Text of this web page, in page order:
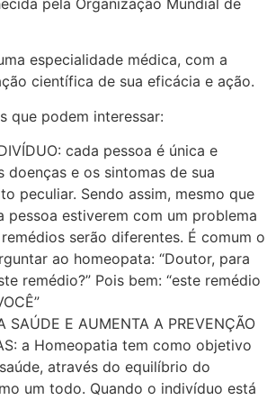
pela Organização Mundial de
especialidade médica, com a
científica de sua eficácia e ação.
que podem interessar:
cada pessoa é única e
doenças e os sintomas de sua
peculiar. Sendo assim, mesmo que
pessoa estiverem com um problema
serão diferentes. É comum o
ao homeopata: “Doutor, para
remédio?” Pois bem: “este remédio
SAÚDE E AUMENTA A PREVENÇÃO
a Homeopatia tem como objetivo
através do equilíbrio do
um todo. Quando o indivíduo está